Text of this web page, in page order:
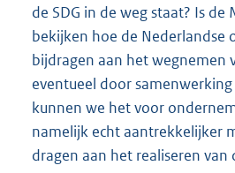
de SDG in de weg staat? Is
bekijken hoe de Nederlandse
bijdragen aan het wegnemen
eventueel door samenwerking
kunnen we het voor
namelijk echt aantrekkelijker
dragen aan het realiseren van